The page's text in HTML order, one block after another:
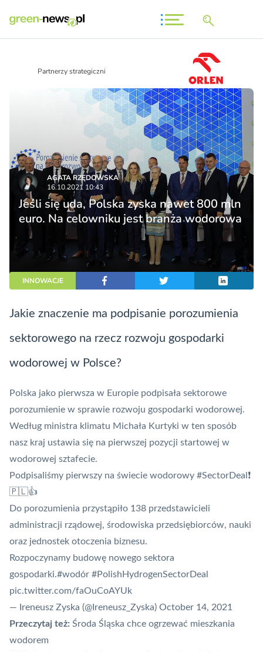
Partnerzy strategiczni
AGATA RZĘDOWSKA
16.10.2021 10:43
Jeśli się uda, Polska zyska nawet 800 mln
euro. Na celowniku jest branża wodorowa
INNOWACJE
Jakie znaczenie ma podpisanie porozumienia
sektorowego na rzecz rozwoju gospodarki
wodorowej w Polsce?
Polska jako pierwsza w Europie podpisała sektorowe
porozumienie w sprawie rozwoju gospodarki wodorowej.
Według ministra klimatu Michała Kurtyki w ten sposób
nasz kraj ustawia się na pierwszej pozycji startowej w
wodorowej sztafecie.
Podpisaliśmy pierwszy na świecie wodorowy #SectorDeal ❗
🇵🇱👍
Do porozumienia przystąpiło 138 przedstawicieli
administracji rządowej, środowiska przedsiębiorców, nauki
oraz jednostek otoczenia biznesu.
Rozpoczynamy budowę nowego sektora
gospodarki.#wodór #PolishHydrogenSectorDeal
pic.twitter.com/faOuCoAYUk
— Ireneusz Zyska (@Ireneusz_Zyska) October 14, 2021
Przeczytaj też: Środa Śląska chce ogrzewać mieszkania
wodorem